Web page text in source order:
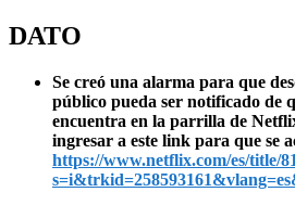
DATO
Se creó una alarma para que
público pueda ser notificado de
encuentra en la parrilla de
ingresar a este link para que se
https://www.netflix.com/es/title/